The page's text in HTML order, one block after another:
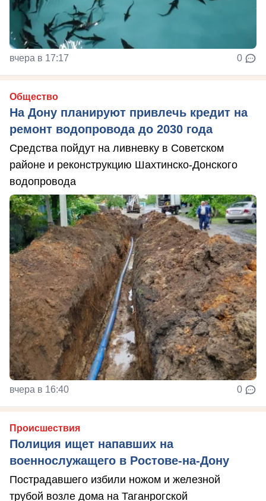
вчера в 17:17 0
Общество
На Дону планируют привлечь кредит на
ремонт водопровода до 2030 года
Средства пойдут на ливневку в Советском
районе и реконструкцию Шахтинско-Донского
водопровода
вчера в 16:40 0
Происшествия
Полиция ищет напавших на
военнослужащего в Ростове-на-Дону
Пострадавшего избили ножом и железной
трубой возле дома на Таганрогской